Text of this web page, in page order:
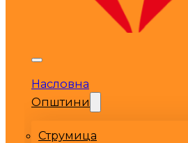
Насловна
Општини
Струмица